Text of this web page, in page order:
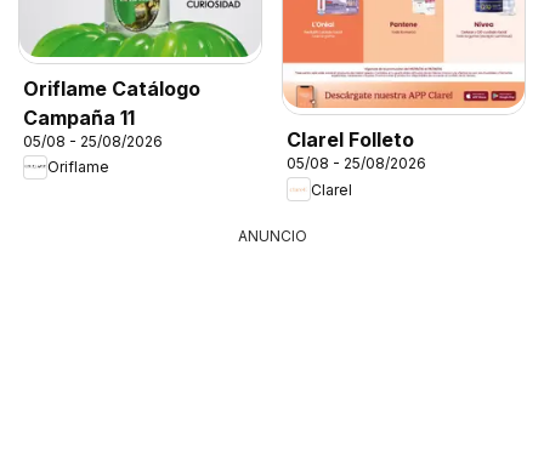
Oriflame Catálogo
Campaña 11
05/08 - 25/08/2026
Oriflame
Clarel Folleto
05/08 - 25/08/2026
Clarel
ANUNCIO